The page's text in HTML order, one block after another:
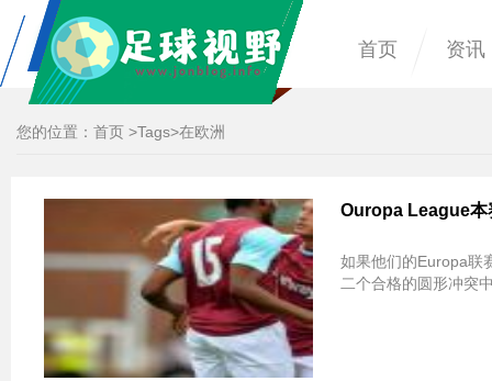
首页 资讯
您的位置： 首页 >Tags>在欧洲
Ouropa League本
如果他们的Europa联
二个合格的圆形冲突